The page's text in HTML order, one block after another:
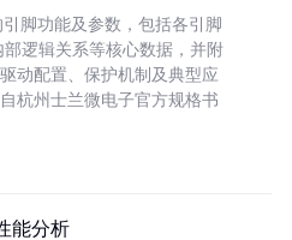
脚功能及参数，包括各引脚
逻辑关系等核心数据，并附
动配置、保护机制及典型应
杭州士兰微电子官方规格书
能分析